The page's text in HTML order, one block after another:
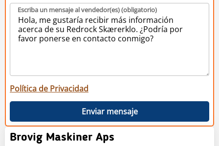
Escriba un mensaje al vendedor(es) (obligatorio)
Política de Privacidad
Enviar mensaje
Brovig Maskiner Aps